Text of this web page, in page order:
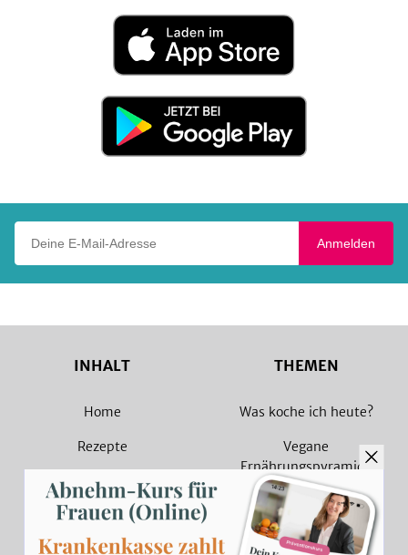
Laden
im
App
Jetzt
Google
Anmelden
INHALT
Home
Rezepte
Magazin
Sammlungen
Rezept Suche
THEMEN
Was koche ich heute?
Vegane
Ernährungspyramide
Vegane Rezepte
Vegetarische Rezepte